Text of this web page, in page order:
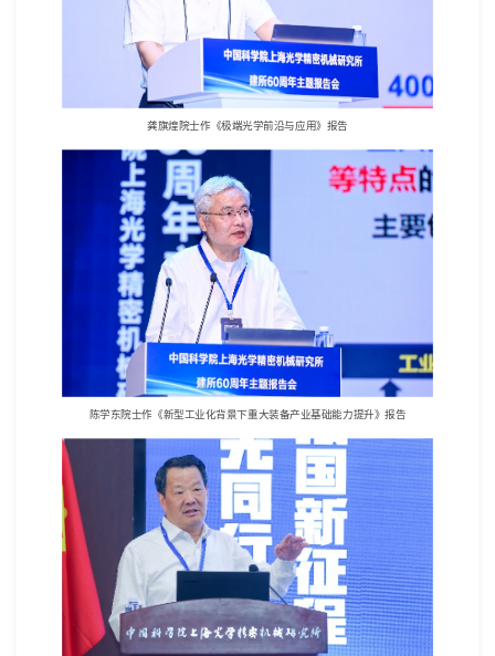
龚旗煌院士作《极端光学前沿与应用》报告
陈学东院士作《新型工业化背景下重大装备产业基础能力提升》报告